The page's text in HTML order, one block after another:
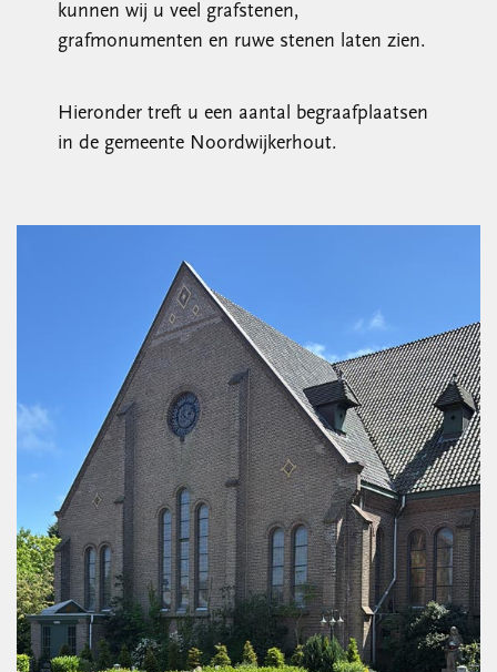
kunnen wij u veel grafstenen,
grafmonumenten en ruwe stenen laten zien.
Hieronder treft u een aantal begraafplaatsen
in de gemeente Noordwijkerhout.